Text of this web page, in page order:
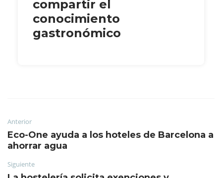
compartir el
conocimiento
gastronómico
Anterior
Eco-One ayuda a los hoteles de Barcelona a
ahorrar agua
Siguiente